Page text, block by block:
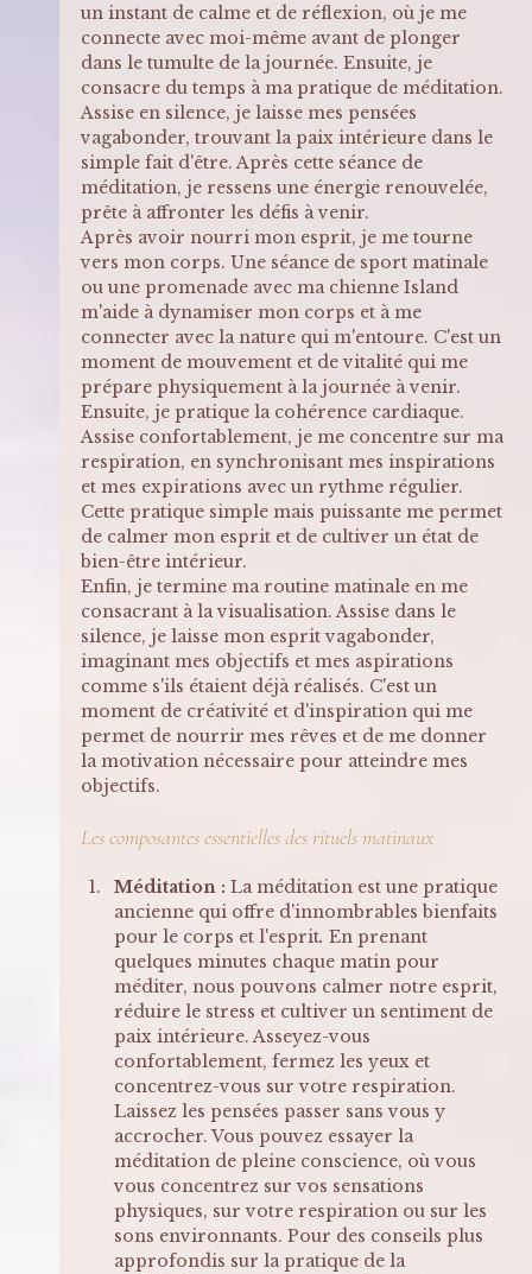
un instant de calme et de réflexion, où je me
connecte avec moi-même avant de plonger
dans le tumulte de la journée. Ensuite, je
consacre du temps à ma pratique de méditation.
Assise en silence, je laisse mes pensées
vagabonder, trouvant la paix intérieure dans le
simple fait d'être. Après cette séance de
méditation, je ressens une énergie renouvelée,
prête à affronter les défis à venir.
Après avoir nourri mon esprit, je me tourne
vers mon corps. Une séance de sport matinale
ou une promenade avec ma chienne Island
m'aide à dynamiser mon corps et à me
connecter avec la nature qui m'entoure. C'est un
moment de mouvement et de vitalité qui me
prépare physiquement à la journée à venir.
Ensuite, je pratique la cohérence cardiaque.
Assise confortablement, je me concentre sur ma
respiration, en synchronisant mes inspirations
et mes expirations avec un rythme régulier.
Cette pratique simple mais puissante me permet
de calmer mon esprit et de cultiver un état de
bien-être intérieur.
Enfin, je termine ma routine matinale en me
consacrant à la visualisation. Assise dans le
silence, je laisse mon esprit vagabonder,
imaginant mes objectifs et mes aspirations
comme s'ils étaient déjà réalisés. C'est un
moment de créativité et d'inspiration qui me
permet de nourrir mes rêves et de me donner
la motivation nécessaire pour atteindre mes
objectifs.
Les composantes essentielles des rituels matinaux
Méditation : La méditation est une pratique
ancienne qui offre d'innombrables bienfaits
pour le corps et l'esprit. En prenant
quelques minutes chaque matin pour
méditer, nous pouvons calmer notre esprit,
réduire le stress et cultiver un sentiment de
paix intérieure. Asseyez-vous
confortablement, fermez les yeux et
concentrez-vous sur votre respiration.
Laissez les pensées passer sans vous y
accrocher. Vous pouvez essayer la
méditation de pleine conscience, où vous
vous concentrez sur vos sensations
physiques, sur votre respiration ou sur les
sons environnants. Pour des conseils plus
approfondis sur la pratique de la